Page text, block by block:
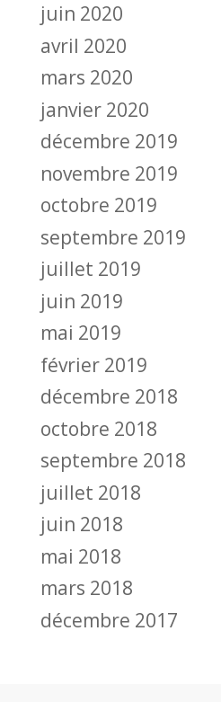
juin 2020
avril 2020
mars 2020
janvier 2020
décembre 2019
novembre 2019
octobre 2019
septembre 2019
juillet 2019
juin 2019
mai 2019
février 2019
décembre 2018
octobre 2018
septembre 2018
juillet 2018
juin 2018
mai 2018
mars 2018
décembre 2017